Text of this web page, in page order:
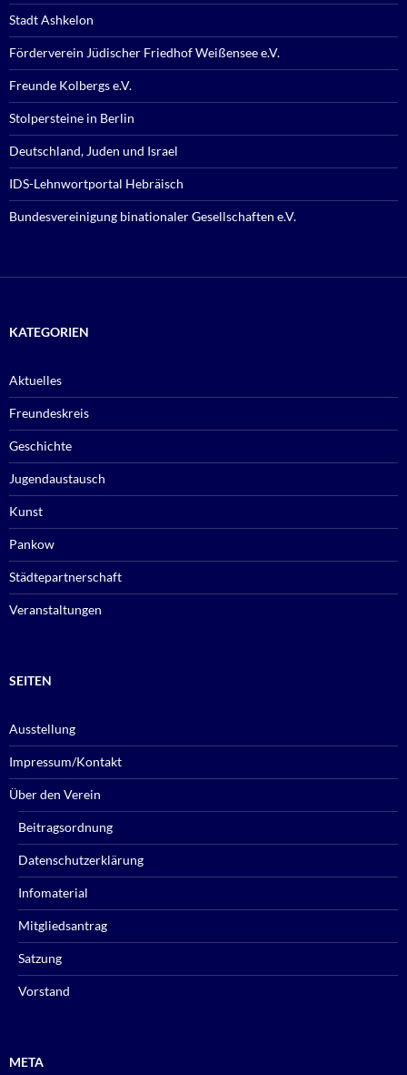
Stadt Ashkelon
Förderverein Jüdischer Friedhof Weißensee e.V.
Freunde Kolbergs e.V.
Stolpersteine in Berlin
Deutschland, Juden und Israel
IDS-Lehnwortportal Hebräisch
Bundesvereinigung binationaler Gesellschaften e.V.
KATEGORIEN
Aktuelles
Freundeskreis
Geschichte
Jugendaustausch
Kunst
Pankow
Städtepartnerschaft
Veranstaltungen
SEITEN
Ausstellung
Impressum/Kontakt
Über den Verein
Beitragsordnung
Datenschutzerklärung
Infomaterial
Mitgliedsantrag
Satzung
Vorstand
META